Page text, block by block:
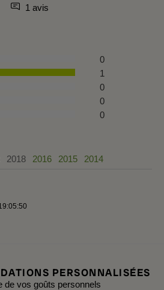
1 avis
0
1
0
0
0
2018 2016 2015 2014
PERSONNALISÉES
de vos goûts personnels